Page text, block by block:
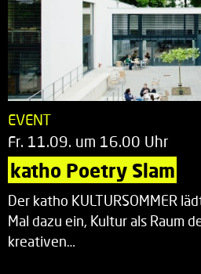
EVENT
Fr. 11.09. um 16.00 Uhr
katho Poetry Slam
Der katho KULTURSOMMER
Mal dazu ein, Kultur als Raum
kreativen…